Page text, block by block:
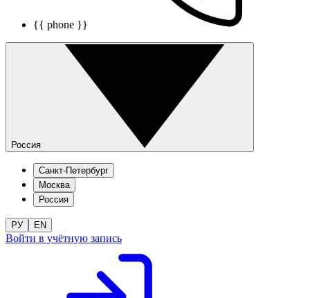
{{ phone }}
Россия
Санкт-Петербург
Москва
Россия
РУ EN
Войти в учётную запись